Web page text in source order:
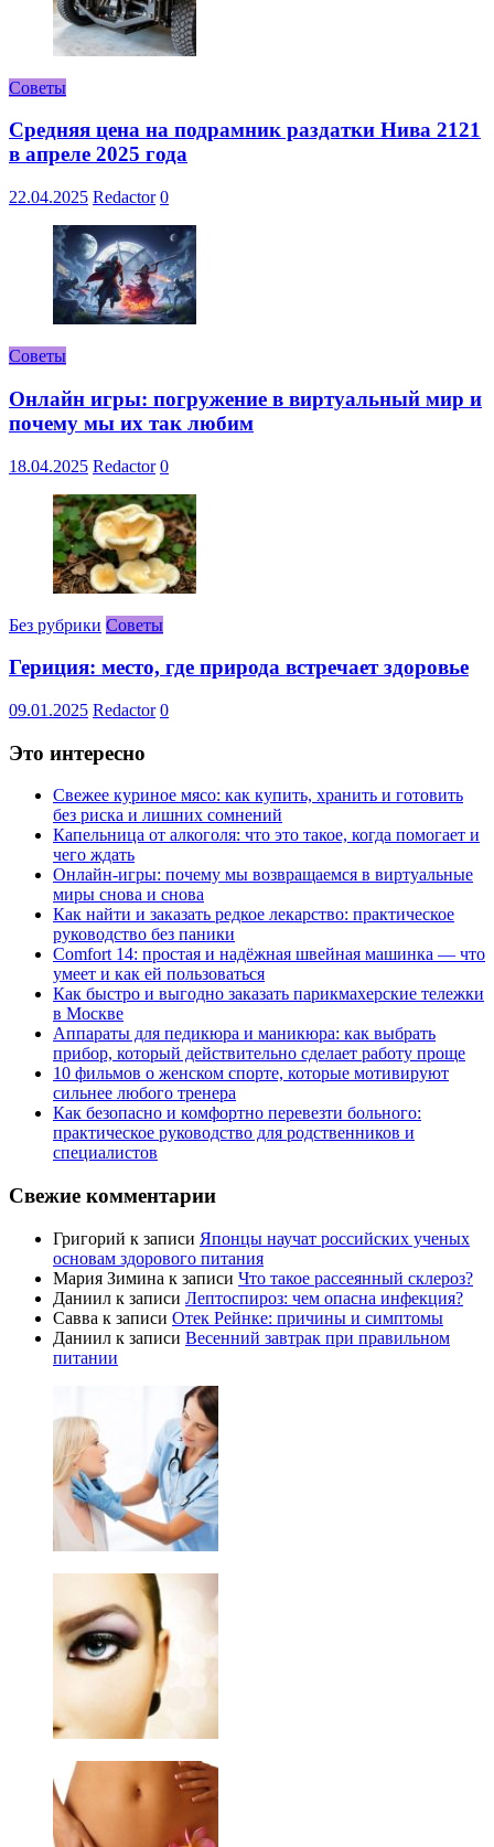
Советы
Средняя цена на подрамник раздатки Нива 2121
в апреле 2025 года
22.04.2025 Redactor 0
Советы
Онлайн игры: погружение в виртуальный мир и
почему мы их так любим
18.04.2025 Redactor 0
Без рубрики Советы
Гериция: место, где природа встречает здоровье
09.01.2025 Redactor 0
Это интересно
Свежее куриное мясо: как купить, хранить и готовить
без риска и лишних сомнений
Капельница от алкоголя: что это такое, когда помогает и
чего ждать
Онлайн-игры: почему мы возвращаемся в виртуальные
миры снова и снова
Как найти и заказать редкое лекарство: практическое
руководство без паники
Comfort 14: простая и надёжная швейная машинка — что
умеет и как ей пользоваться
Как быстро и выгодно заказать парикмахерские тележки
в Москве
Аппараты для педикюра и маникюра: как выбрать
прибор, который действительно сделает работу проще
10 фильмов о женском спорте, которые мотивируют
сильнее любого тренера
Как безопасно и комфортно перевезти больного:
практическое руководство для родственников и
специалистов
Свежие комментарии
Григорий к записи Японцы научат российских ученых
основам здорового питания
Мария Зимина к записи Что такое рассеянный склероз?
Даниил к записи Лептоспироз: чем опасна инфекция?
Савва к записи Отек Рейнке: причины и симптомы
Даниил к записи Весенний завтрак при правильном
питании